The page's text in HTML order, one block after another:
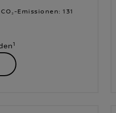
Emissionen: 131
1